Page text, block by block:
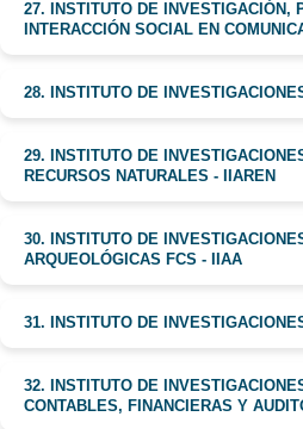
27. INSTITUTO DE INVESTIGACIÓN,
INTERACCIÓN SOCIAL EN
28. INSTITUTO DE
29. INSTITUTO DE
RECURSOS NATURALES - IIAREN
30. INSTITUTO DE
ARQUEOLÓGICAS FCS - IIAA
31. INSTITUTO DE
32. INSTITUTO DE
CONTABLES, FINANCIERAS Y